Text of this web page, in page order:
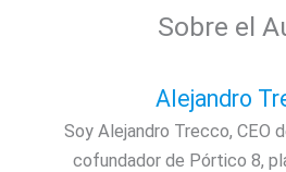
Sobre el
Alejandro
Soy Alejandro Trecco, CEO
cofundador de Pórtico 8,